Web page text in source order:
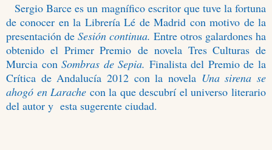
Sergio Barce es un magnífico escritor que tuve la fortuna
de conocer en la Librería Lé de Madrid con motivo de la
presentación de Sesión continua. Entre otros galardones ha
obtenido el Primer Premio de novela Tres Culturas de
Murcia conSombras de Sepia. Finalista del Premio de la
Crítica de Andalucía 2012 con la novela Una sirena se
ahogó en Larache con la que descubrí el universo literario
del autor y esta sugerente ciudad.